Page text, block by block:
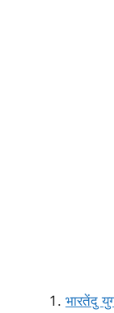
भारतेंदु